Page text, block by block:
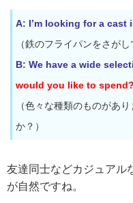
A: I’m looking for a cast
（鉄のフライパンをさが
B: We have a wide
would you like to spend?
（色々な種類のものがあ
か？）
友達同士などカジュアル
が自然ですね。